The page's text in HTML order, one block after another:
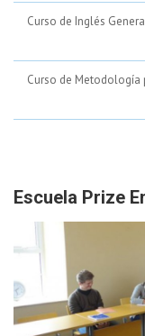
Curso de Inglés
Curso de Metodología
Escuela Prize